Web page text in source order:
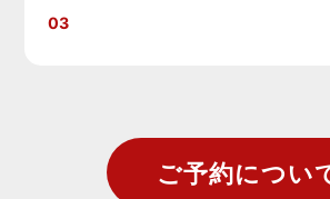
03
ご予約につい